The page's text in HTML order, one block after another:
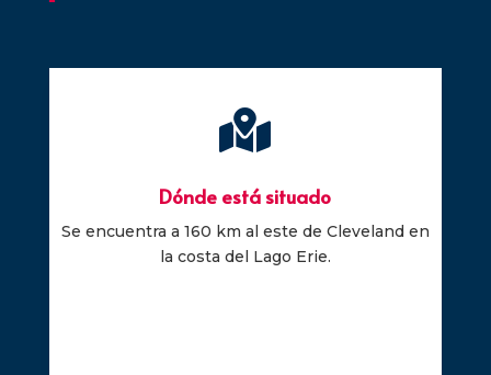

Dónde está situado
Se encuentra a 160 km al este de Cleveland en
la costa del Lago Erie.